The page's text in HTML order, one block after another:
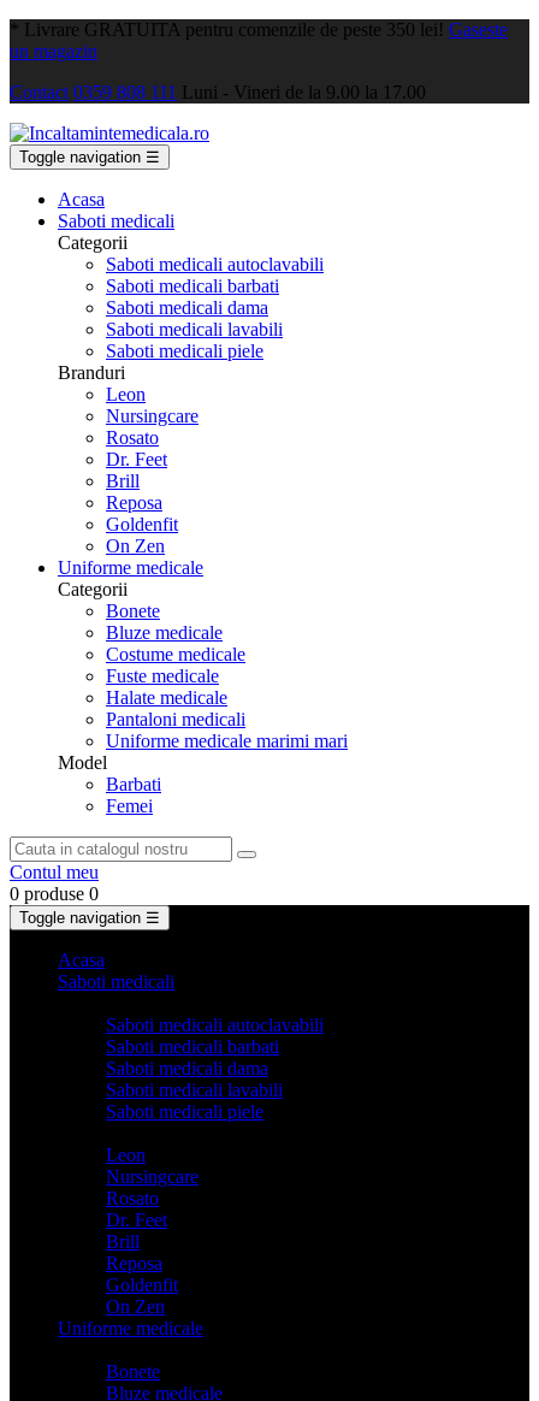
* Livrare GRATUITA pentru comenzile de peste 350 lei! Gaseste
un magazin
Contact 0359 808 111 Luni - Vineri de la 9.00 la 17.00
Toggle navigation ☰
Acasa
Saboti medicali
Categorii
Saboti medicali autoclavabili
Saboti medicali barbati
Saboti medicali dama
Saboti medicali lavabili
Saboti medicali piele
Branduri
Leon
Nursingcare
Rosato
Dr. Feet
Brill
Reposa
Goldenfit
On Zen
Uniforme medicale
Categorii
Bonete
Bluze medicale
Costume medicale
Fuste medicale
Halate medicale
Pantaloni medicali
Uniforme medicale marimi mari
Model
Barbati
Femei
Contul meu
0 produse 0
Toggle navigation ☰
Acasa
Saboti medicali
Saboti medicali autoclavabili
Saboti medicali barbati
Saboti medicali dama
Saboti medicali lavabili
Saboti medicali piele
Leon
Nursingcare
Rosato
Dr. Feet
Brill
Reposa
Goldenfit
On Zen
Uniforme medicale
Bonete
Bluze medicale